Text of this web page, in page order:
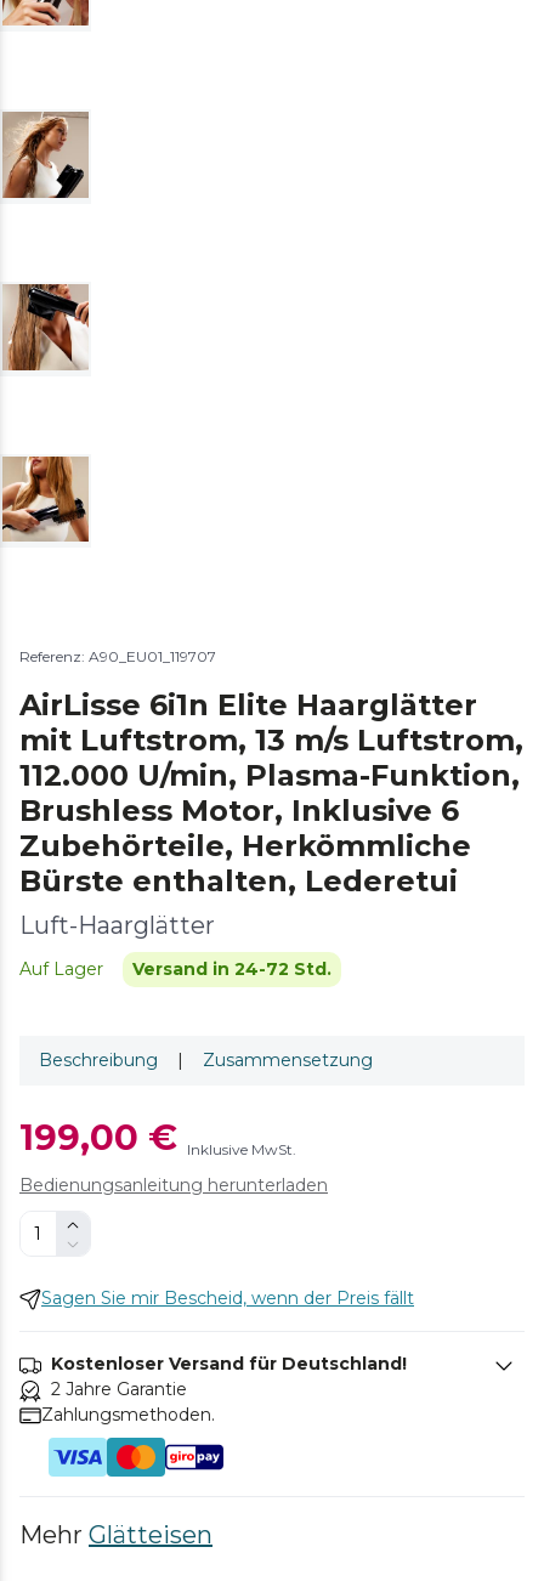
Referenz: A90_EU01_119707
AirLisse 6i1n Elite Haarglätter
mit Luftstrom, 13 m/s Luftstrom,
112.000 U/min, Plasma-Funktion,
Brushless Motor, Inklusive 6
Zubehörteile, Herkömmliche
Bürste enthalten, Lederetui
Luft-Haarglätter
Auf Lager Versand in 24-72 Std.
Beschreibung | Zusammensetzung
199,00 € Inklusive MwSt.
Bedienungsanleitung herunterladen
Sagen Sie mir Bescheid, wenn der Preis fällt
Kostenloser Versand für Deutschland!
2 Jahre Garantie
Zahlungsmethoden.
Mehr Glätteisen